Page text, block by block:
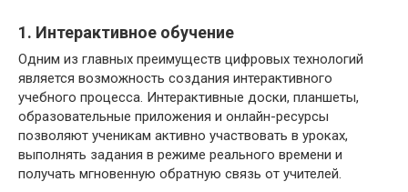
1. Интерактивное обучение
Одним из главных преимуществ цифровых технологий
является возможность создания интерактивного
учебного процесса. Интерактивные доски, планшеты,
образовательные приложения и онлайн-ресурсы
позволяют ученикам активно участвовать в уроках,
выполнять задания в режиме реального времени и
получать мгновенную обратную связь от учителей.